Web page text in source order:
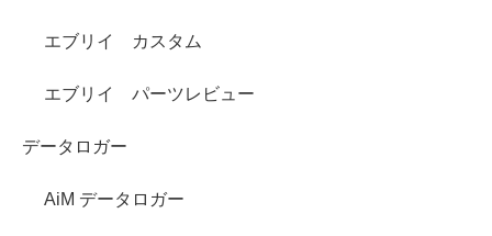
エブリイ カスタム
エブリイ パーツレビュー
データロガー
AiM データロガー